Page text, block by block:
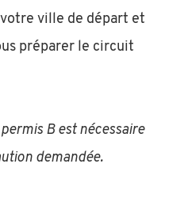
votre ville de départ et
préparer le circuit
B est nécessaire
demandée.